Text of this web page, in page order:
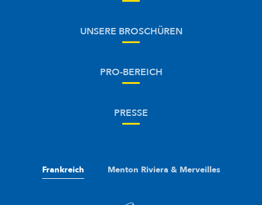
UNSERE BROSCHÜREN
PRO-BEREICH
PRESSE
Frankreich Menton Riviera & Merveilles